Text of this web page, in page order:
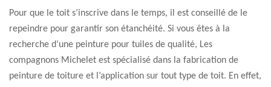
Pour que le toit s’inscrive dans le temps, il est conseillé de le
repeindre pour garantir son étanchéité. Si vous êtes à la
recherche d’une peinture pour tuiles de qualité, Les
compagnons Michelet est spécialisé dans la fabrication de
peinture de toiture et l’application sur tout type de toit. En effet,